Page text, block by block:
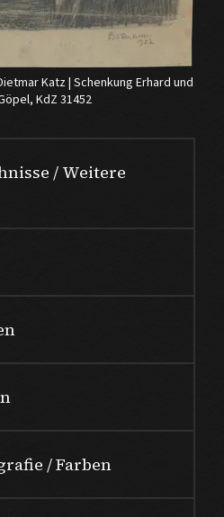
Katz | Schenkung Erhard und
KdZ 31452
/ Weitere
/ Farben